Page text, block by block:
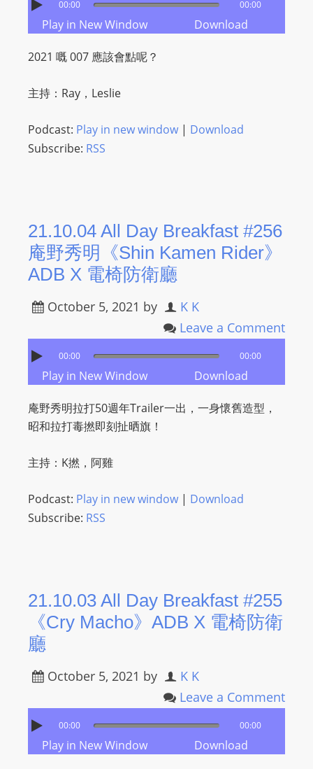
talkonly
00:00 00:00
Play in New Window Download
2021 嘅 007 應該會點呢？
主持：Ray，Leslie
Podcast: Play in new window| Download
Subscribe: RSS
21.10.04 All Day Breakfast #256
庵野秀明《Shin Kamen Rider》
ADB X 電椅防衛廳
October 5, 2021 by
K K
Leave a Comment
00:00 00:00
Play in New Window Download
庵野秀明拉打50週年Trailer一出，一身懷舊造型，
昭和拉打毒撚即刻扯晒旗！
主持：K撚，阿雞
Podcast: Play in new window| Download
Subscribe: RSS
21.10.03 All Day Breakfast #255
《Cry Macho》ADB X 電椅防衛
廳
October 5, 2021 by
K K
Leave a Comment
00:00 00:00
Play in New Window Download